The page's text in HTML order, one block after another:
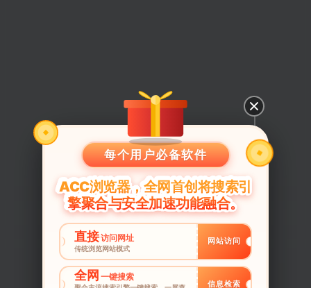
每个用户必备软件
ACC浏览器，全网首创将搜索引
擎聚合与安全加速功能融合。
直接访问网址
传统浏览网站模式
网站访问
全网 一键搜索
信息检索